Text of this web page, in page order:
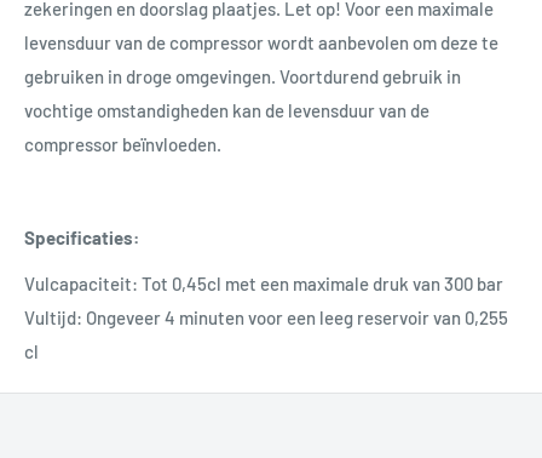
zekeringen en doorslag plaatjes. Let op! Voor een maximale
levensduur van de compressor wordt aanbevolen om deze te
gebruiken in droge omgevingen. Voortdurend gebruik in
vochtige omstandigheden kan de levensduur van de
compressor beïnvloeden.
Specificaties:
Vulcapaciteit: Tot 0,45cl met een maximale druk van 300 bar
Vultijd: Ongeveer 4 minuten voor een leeg reservoir van 0,255
cl